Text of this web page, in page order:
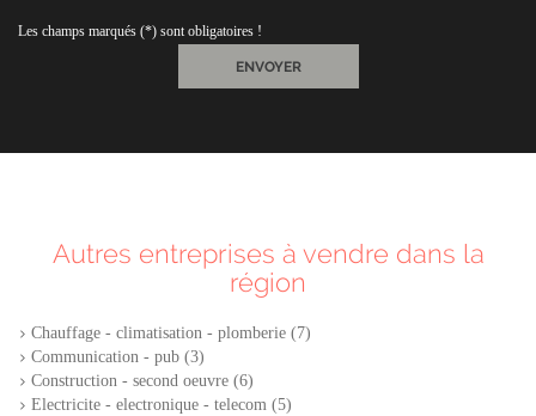
Les champs marqués (*) sont obligatoires !
ENVOYER
Autres entreprises à vendre dans la
région
Chauffage - climatisation - plomberie (7)
Communication - pub (3)
Construction - second oeuvre (6)
Electricite - electronique - telecom (5)